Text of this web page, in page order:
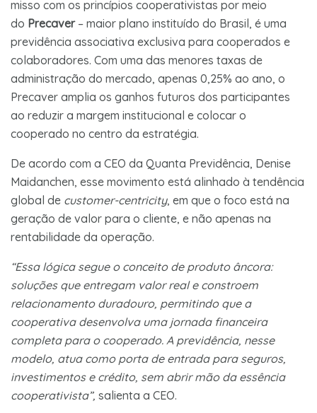
misso com os princípios cooperativistas por meio
do Precaver– maior plano instituído do Brasil, é uma
previdência associativa exclusiva para cooperados e
colaboradores. Com uma das menores taxas de
administração do mercado, apenas 0,25% ao ano, o
Precaver amplia os ganhos futuros dos participantes
ao reduzir a margem institucional e colocar o
cooperado no centro da estratégia.
De acordo com a CEO da Quanta Previdência, Denise
Maidanchen, esse movimento está alinhado à tendência
global de customer-centricity, em que o foco está na
geração de valor para o cliente, e não apenas na
rentabilidade da operação.
“Essa lógica segue o conceito de produto âncora:
soluções que entregam valor real e constroem
relacionamento duradouro, permitindo que a
cooperativa desenvolva uma jornada financeira
completa para o cooperado. A previdência, nesse
modelo, atua como porta de entrada para seguros,
investimentos e crédito, sem abrir mão da essência
cooperativista”, salienta a CEO.